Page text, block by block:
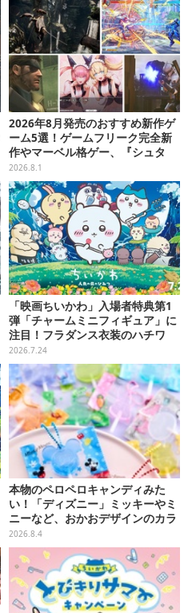
2026年8月発売のおすすめ新作ゲ
ーム5選！ゲームフリーク完全新
作やマーベル格ゲー、『シュタ
ゲ』リブートなど注目作が目白押
し【特集】
2026.8.1
「映画ちいかわ」入場者特典第1
弾「チャームミニフィギュア」に
注目！フラダンス衣装のハチワ
レ、うさぎら全8種類
2026.7.24
本物のペロペロキャンディみた
い！「ディズニー」ミッキーやミ
ニーなど、おかおデザインのカラ
フルチャーム全10種が8月31日発
売
2026.8.4